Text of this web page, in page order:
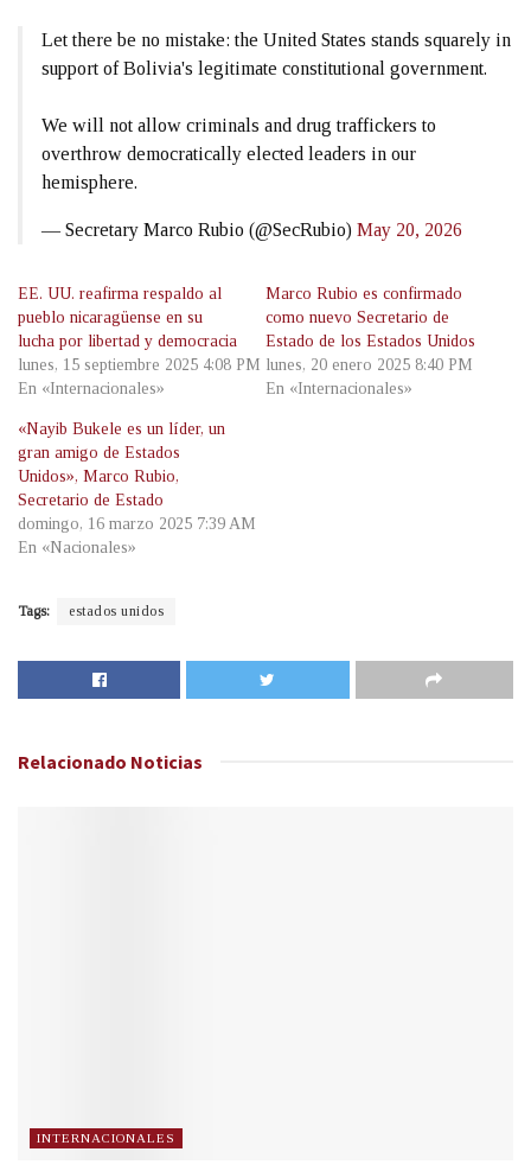
Let there be no mistake: the United States stands squarely in
support of Bolivia's legitimate constitutional government.
We will not allow criminals and drug traffickers to
overthrow democratically elected leaders in our
hemisphere.
— Secretary Marco Rubio (@SecRubio) May 20, 2026
EE. UU. reafirma respaldo al
pueblo nicaragüense en su
lucha por libertad y democracia
lunes, 15 septiembre 2025 4:08 PM
En «Internacionales»
Marco Rubio es confirmado
como nuevo Secretario de
Estado de los Estados Unidos
lunes, 20 enero 2025 8:40 PM
En «Internacionales»
«Nayib Bukele es un líder, un
gran amigo de Estados
Unidos», Marco Rubio,
Secretario de Estado
domingo, 16 marzo 2025 7:39 AM
En «Nacionales»
Tags: estados unidos
Relacionado Noticias
INTERNACIONALES